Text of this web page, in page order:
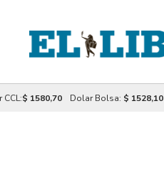
CCL:$ 1580,70 Dolar Bolsa: $ 1528,10